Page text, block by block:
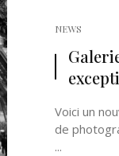
NEWS
Voici un
de
...